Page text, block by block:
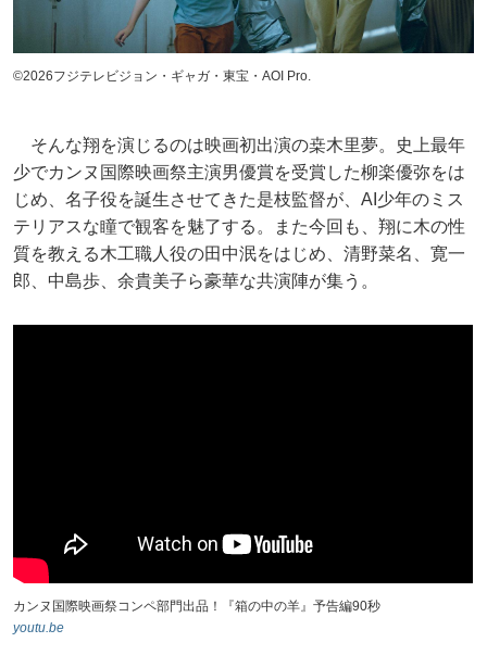
©2026フジテレビジョン・ギャガ・東宝・AOI Pro.
そんな翔を演じるのは映画初出演の桒木里夢。史上最年
少でカンヌ国際映画祭主演男優賞を受賞した柳楽優弥をは
じめ、名子役を誕生させてきた是枝監督が、AI少年のミス
テリアスな瞳で観客を魅了する。また今回も、翔に木の性
質を教える木工職人役の田中泯をはじめ、清野菜名、寛一
郎、中島歩、余貴美子ら豪華な共演陣が集う。
カンヌ国際映画祭コンペ部門出品！『箱の中の羊』予告編90秒
youtu.be